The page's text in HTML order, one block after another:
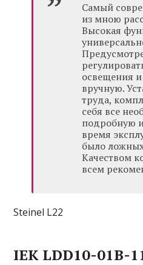
Самый
из мною
Высокая
освещения и
вручную.
труда,
себя все
подробную
время
было
Качеством
всем
Steinel L22
IEK LDD10-01B-